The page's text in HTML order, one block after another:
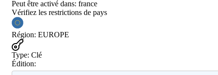
Peut être activé dans: france
Vérifiez les restrictions de pays
Région: EUROPE
Type: Clé
Édition: